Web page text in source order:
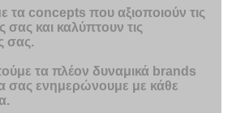
τα concepts που αξιοποιούν τις
σας και καλύπτουν τις
σας.
τα πλέον δυναμικά brands
σας ενημερώνουμε με κάθε